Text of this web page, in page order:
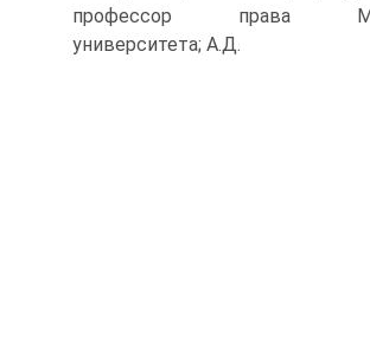
профессор права
университета; А.Д.